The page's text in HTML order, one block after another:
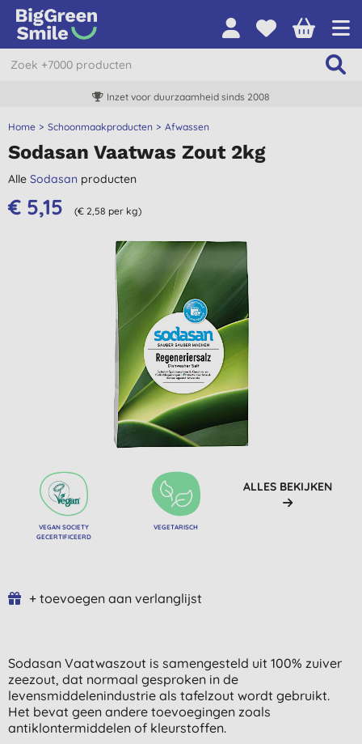
Inzet voor duurzaamheid sinds 2008
Home Schoonmaakproducten Afwassen
Sodasan Vaatwas Zout 2kg
Alle Sodasan producten
€ 5,15 (€ 2,58 per kg)
VEGAN SOCIETY
GECERTIFICEERD
VEGETARISCH
ALLES BEKIJKEN
+ toevoegen aan verlanglijst
Sodasan Vaatwaszout is samengesteld uit 100% zuiver
zeezout, dat normaal gesproken in de
levensmiddelenindustrie als tafelzout wordt gebruikt.
Het bevat geen andere toevoegingen zoals
antiklontermiddelen of kleurstoffen.